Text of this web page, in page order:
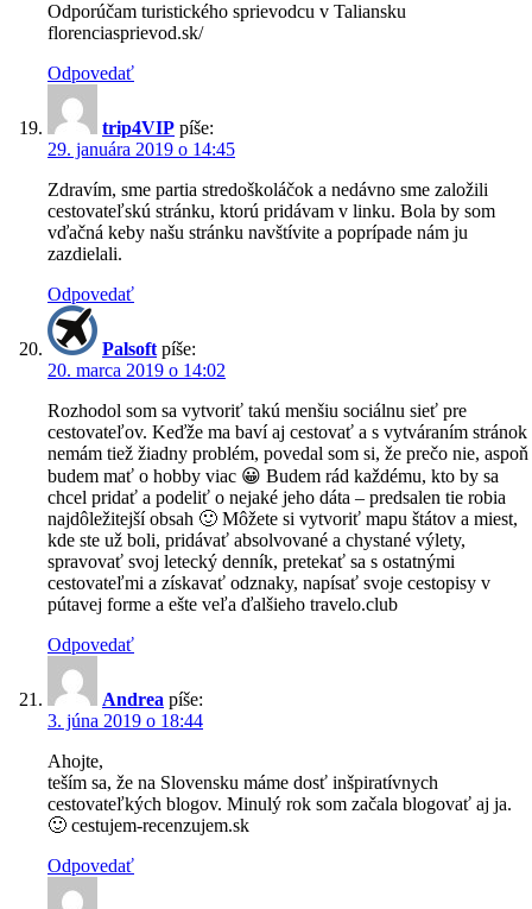
Odporúčam turistického sprievodcu v Taliansku
florenciasprievod.sk/
Odpovedať
trip4VIP píše:
29. januára 2019 o 14:45
Zdravím, sme partia stredoškoláčok a nedávno sme založili
cestovateľskú stránku, ktorú pridávam v linku. Bola by som
vďačná keby našu stránku navštívite a poprípade nám ju
zazdielali.
Odpovedať
Palsoft píše:
20. marca 2019 o 14:02
Rozhodol som sa vytvoriť takú menšiu sociálnu sieť pre
cestovateľov. Keďže ma baví aj cestovať a s vytváraním stránok
nemám tiež žiadny problém, povedal som si, že prečo nie, aspoň
budem mať o hobby viac 😀 Budem rád každému, kto by sa
chcel pridať a podeliť o nejaké jeho dáta – predsalen tie robia
najdôležitejší obsah 🙂 Môžete si vytvoriť mapu štátov a miest,
kde ste už boli, pridávať absolvované a chystané výlety,
spravovať svoj letecký denník, pretekať sa s ostatnými
cestovateľmi a získavať odznaky, napísať svoje cestopisy v
pútavej forme a ešte veľa ďalšieho travelo.club
Odpovedať
Andrea píše:
3. júna 2019 o 18:44
Ahojte,
teším sa, že na Slovensku máme dosť inšpiratívnych
cestovateľkých blogov. Minulý rok som začala blogovať aj ja.
🙂 cestujem-recenzujem.sk
Odpovedať